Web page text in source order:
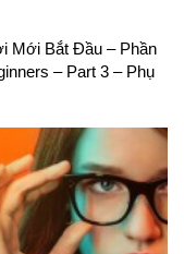
Mới Bắt Đầu – Phần
– Part 3 – Phụ